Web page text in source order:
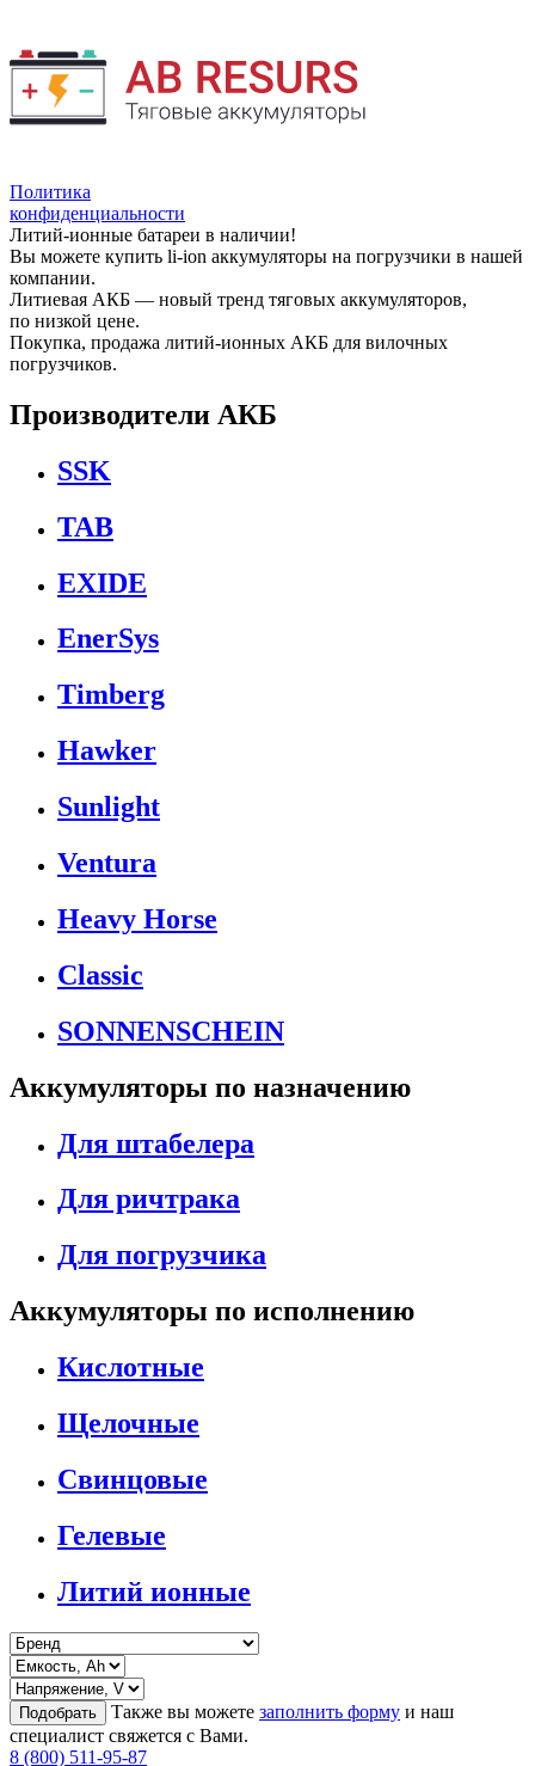
Политика
конфиденциальности
Литий-ионные батареи в наличии!
Вы можете купить li-ion аккумуляторы на погрузчики в нашей
компании.
Литиевая АКБ — новый тренд тяговых аккумуляторов,
по низкой цене.
Покупка, продажа литий-ионных АКБ для вилочных
погрузчиков.
Производители АКБ
SSK
TAB
EXIDE
EnerSys
Timberg
Hawker
Sunlight
Ventura
Heavy Horse
Classic
SONNENSCHEIN
Аккумуляторы по назначению
Для штабелера
Для ричтрака
Для погрузчика
Аккумуляторы по исполнению
Кислотные
Щелочные
Свинцовые
Гелевые
Литий ионные
Подобрать Также вы можете заполнить форму и наш
специалист свяжется с Вами.
8 (800) 511-95-87